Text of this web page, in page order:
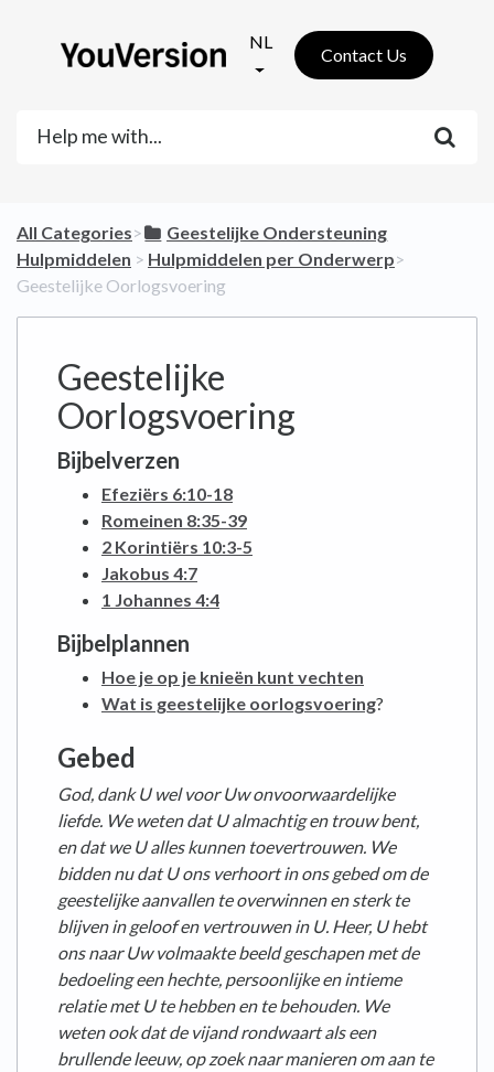
NL
Contact Us
All Categories​>​
​Geestelijke Ondersteuning
Hulpmiddelen ​ > ​ ​Hulpmiddelen per Onderwerp​>​
Geestelijke Oorlogsvoering
Geestelijke
Oorlogsvoering
Bijbelverzen
Efeziërs 6:10-18
Romeinen 8:35-39
2 Korintiërs 10:3-5
Jakobus 4:7
1 Johannes 4:4
Bijbelplannen
Hoe je op je knieën kunt vechten
Wat is geestelijke oorlogsvoering?
Gebed
God, dank U wel voor Uw onvoorwaardelijke
liefde. We weten dat U almachtig en trouw bent,
en dat we U alles kunnen toevertrouwen. We
bidden nu dat U ons verhoort in ons gebed om de
geestelijke aanvallen te overwinnen en sterk te
blijven in geloof en vertrouwen in U. Heer, U hebt
ons naar Uw volmaakte beeld geschapen met de
bedoeling een hechte, persoonlijke en intieme
relatie met U te hebben en te behouden. We
weten ook dat de vijand rondwaart als een
brullende leeuw, op zoek naar manieren om aan te